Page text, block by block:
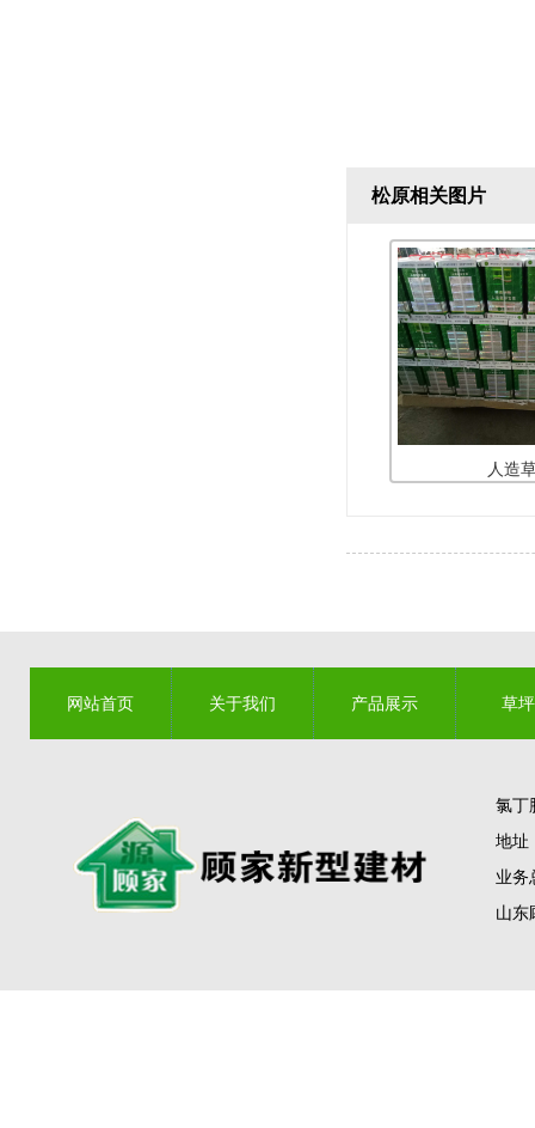
松原相关图片
人造
网站首页 关于我们 产品展示 草
氯丁
地址
业务
山东